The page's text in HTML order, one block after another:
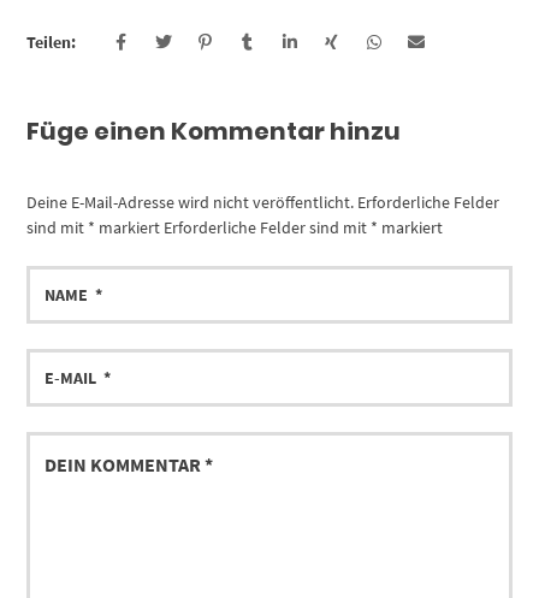
Teilen:
Füge einen Kommentar hinzu
Deine E-Mail-Adresse wird nicht veröffentlicht. Erforderliche Felder
sind mit * markiert Erforderliche Felder sind mit * markiert